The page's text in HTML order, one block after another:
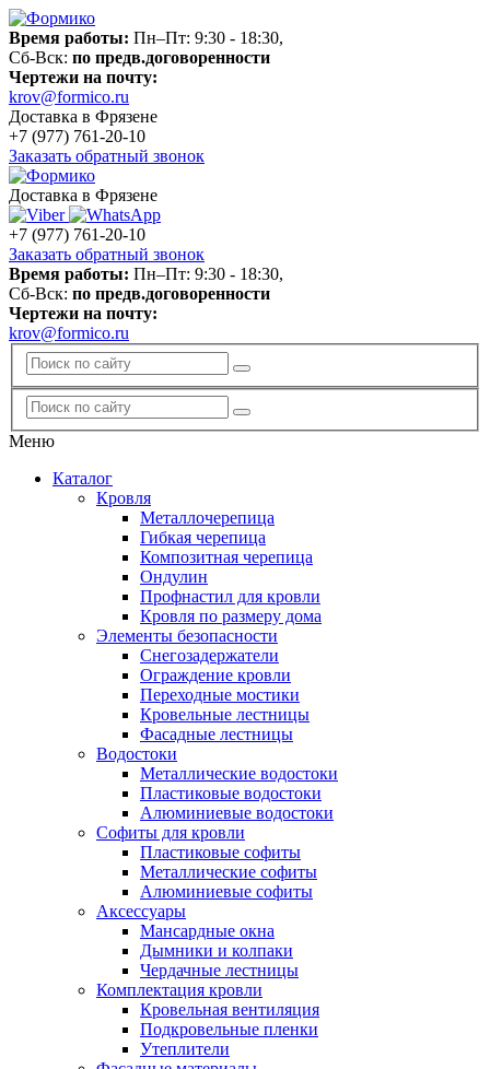
Время работы: Пн–Пт: 9:30 - 18:30,
Сб-Вск: по предв.договоренности
Чертежи на почту:
krov@formico.ru
Доставка в Фрязене
+7 (977) 761-20-10
Заказать обратный звонок
Доставка в Фрязене
+7 (977) 761-20-10
Заказать обратный звонок
Время работы: Пн–Пт: 9:30 - 18:30,
Сб-Вск: по предв.договоренности
Чертежи на почту:
krov@formico.ru
Меню
Каталог
Кровля
Металлочерепица
Гибкая черепица
Композитная черепица
Ондулин
Профнастил для кровли
Кровля по размеру дома
Элементы безопасности
Снегозадержатели
Ограждение кровли
Переходные мостики
Кровельные лестницы
Фасадные лестницы
Водостоки
Металлические водостоки
Пластиковые водостоки
Алюминиевые водостоки
Софиты для кровли
Пластиковые софиты
Металлические софиты
Алюминиевые софиты
Аксессуары
Мансардные окна
Дымники и колпаки
Чердачные лестницы
Комплектация кровли
Кровельная вентиляция
Подкровельные пленки
Утеплители